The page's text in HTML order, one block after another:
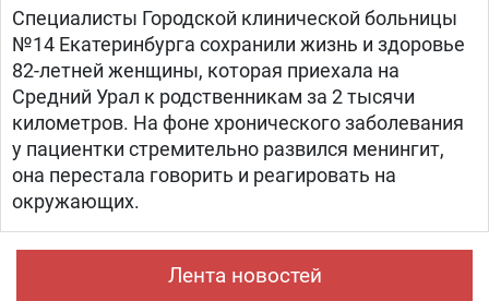
Специалисты Городской клинической больницы
№14 Екатеринбурга сохранили жизнь и здоровье
82-летней женщины, которая приехала на
Средний Урал к родственникам за 2 тысячи
километров. На фоне хронического заболевания
у пациентки стремительно развился менингит,
она перестала говорить и реагировать на
окружающих.
Лента новостей